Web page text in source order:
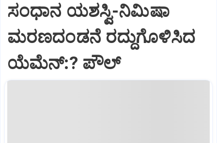
ಸಂಧಾನ ಯಶಸ್ವಿ-ನಿಮಿಷಾ
ಮರಣದಂಡನೆ ರದ್ದುಗೊಳಿಸಿದ
ಯೆಮೆನ್:? ಪೌಲ್